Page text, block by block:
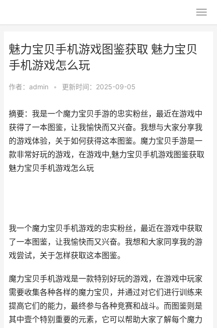
魅力宝贝手机游戏图鉴获取 魅力宝贝
手机游戏怎么玩
作者： admin • 更新时间：2025-09-05
摘要：我是一个魔力宝贝手游的忠实粉丝，最近在游戏中
获得了一本图鉴，让我愉快而又兴奋。我想与大家分享我
的游戏体验，关于如何获得这本图鉴。魔力宝贝手游是一
款非常好玩的游戏，在游戏中,魅力宝贝手机游戏图鉴获取
魅力宝贝手机游戏怎么玩
我一个魔力宝贝手机游戏的忠实粉丝，最近在游戏中获取
了一本图鉴，让我愉快而又兴奋。我想和大家同享我的游
戏尝试，关于怎样获取这本图鉴。
魔力宝贝手机游戏是一款特别好玩的游戏，在游戏中玩家
需要收集各种各样的魔力宝贝，并通过对它们进行训练来
提高它们的能力，最终参与各种竞赛和战斗。而图鉴则是
其中壹个特别重要的元素，它可以帮助大家了解每个魔力